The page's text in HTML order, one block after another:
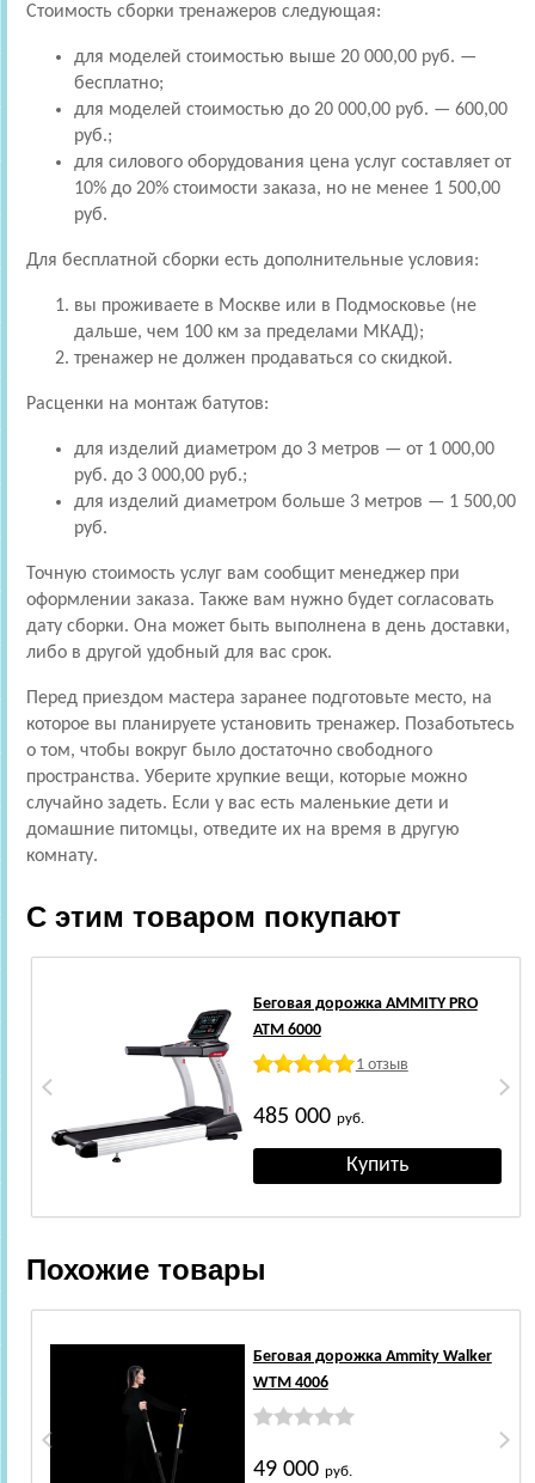
Стоимость сборки тренажеров следующая:
для моделей стоимостью выше 20 000,00 руб. —
бесплатно;
для моделей стоимостью до 20 000,00 руб. — 600,00
руб.;
для силового оборудования цена услуг составляет от
10% до 20% стоимости заказа, но не менее 1 500,00
руб.
Для бесплатной сборки есть дополнительные условия:
вы проживаете в Москве или в Подмосковье (не
дальше, чем 100 км за пределами МКАД);
тренажер не должен продаваться со скидкой.
Расценки на монтаж батутов:
для изделий диаметром до 3 метров — от 1 000,00
руб. до 3 000,00 руб.;
для изделий диаметром больше 3 метров — 1 500,00
руб.
Точную стоимость услуг вам сообщит менеджер при
оформлении заказа. Также вам нужно будет согласовать
дату сборки. Она может быть выполнена в день доставки,
либо в другой удобный для вас срок.
Перед приездом мастера заранее подготовьте место, на
которое вы планируете установить тренажер. Позаботьтесь
о том, чтобы вокруг было достаточно свободного
пространства. Уберите хрупкие вещи, которые можно
случайно задеть. Если у вас есть маленькие дети и
домашние питомцы, отведите их на время в другую
комнату.
С этим товаром покупают
Беговая дорожка AMMITY PRO
ATM 6000
1 отзыв
485 000 руб.
Похожие товары
Беговая дорожка Ammity Walker
WTM 4006
49 000 руб.